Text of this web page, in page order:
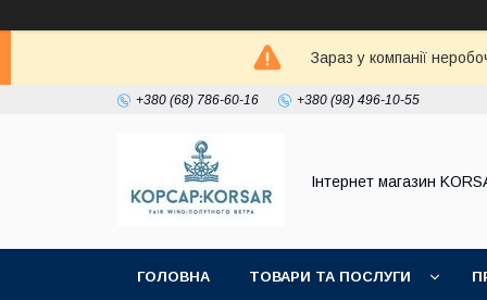
Зараз у компанії
+380 (68) 786-60-16 +380 (98) 496-10-55
Iнтернет магазин
ГОЛОВНА ТОВАРИ ТА ПОСЛУГИ